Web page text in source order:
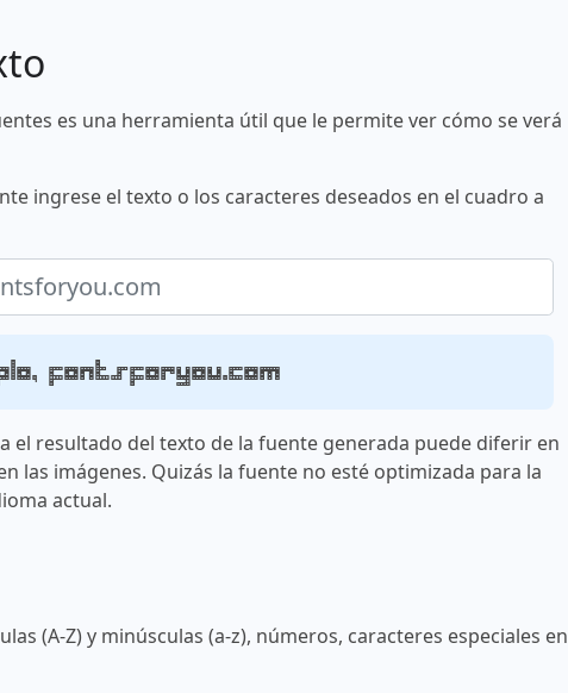
es una herramienta útil que le permite ver cómo se verá
ingrese el texto o los caracteres deseados en el cuadro a
fontsforyou.com
el resultado del texto de la fuente generada puede diferir en
las imágenes. Quizás la fuente no esté optimizada para la
actual.
(A-Z) y minúsculas (a-z), números, caracteres especiales en